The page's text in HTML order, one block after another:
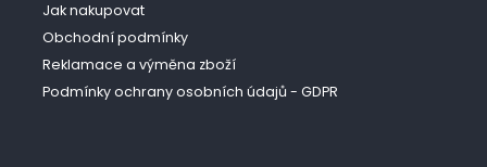
Jak nakupovat
Obchodní podmínky
Reklamace a výměna zboží
Podmínky ochrany osobních údajů - GDPR